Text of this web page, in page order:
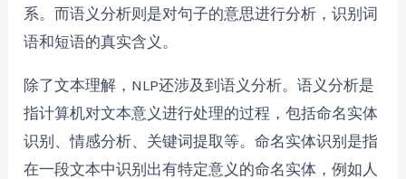
系。而语义分析则是对句子的意思进行分析，识别词
语和短语的真实含义。
除了文本理解，NLP还涉及到语义分析。语义分析是
指计算机对文本意义进行处理的过程，包括命名实体
识别、情感分析、关键词提取等。命名实体识别是指
在一段文本中识别出有特定意义的命名实体，例如人